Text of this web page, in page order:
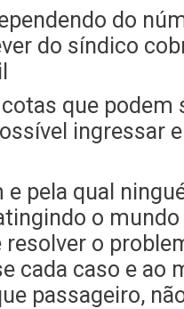
do
do síndico
que
ingressar
pela qual
o
o
cada caso e ao
passageiro,